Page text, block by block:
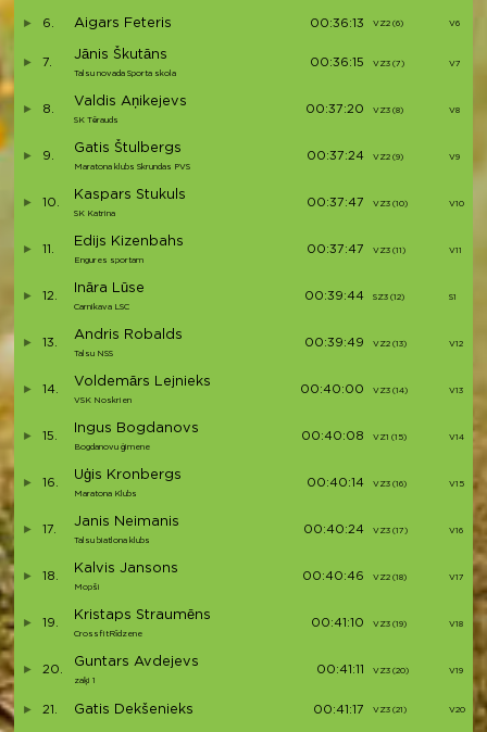
6. Aigars Feteris 00:36:13 VZ2 (6) V6
7.
Jānis Škutāns
Talsu novada Sporta skola
00:36:15 VZ3 (7) V7
8.
Valdis Aņikejevs
SK Tērauds
00:37:20 VZ3 (8) V8
9.
Gatis Štulbergs
Maratona klubs Skrundas PVS
00:37:24 VZ2 (9) V9
10.
Kaspars Stukuls
SK Katrina
00:37:47 VZ3 (10) V10
11.
Edijs Kizenbahs
Engures sportam
00:37:47 VZ3 (11) V11
12.
Ināra Lūse
Carnikava LSC
00:39:44 SZ3 (12) S1
13.
Andris Robalds
Talsu NSS
00:39:49 VZ2 (13) V12
14.
Voldemārs Lejnieks
VSK Noskrien
00:40:00 VZ3 (14) V13
15.
Ingus Bogdanovs
Bogdanovu ģimene
00:40:08 VZ1 (15) V14
16.
Uģis Kronbergs
Maratona Klubs
00:40:14 VZ3 (16) V15
17.
Janis Neimanis
Talsu biatlona klubs
00:40:24 VZ3 (17) V16
18.
Kalvis Jansons
Mopši
00:40:46 VZ2 (18) V17
19.
Kristaps Straumēns
CrossfitRīdzene
00:41:10 VZ3 (19) V18
20.
Guntars Avdejevs
zaķi 1
00:41:11 VZ3 (20) V19
21. Gatis Dekšenieks 00:41:17 VZ3 (21) V20